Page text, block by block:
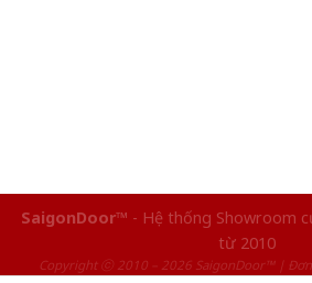
SaigonDoor™ - Hệ thống Showroom
từ 2010
Copyright ⓒ 2010 – 2026 SaigonDoor™ |